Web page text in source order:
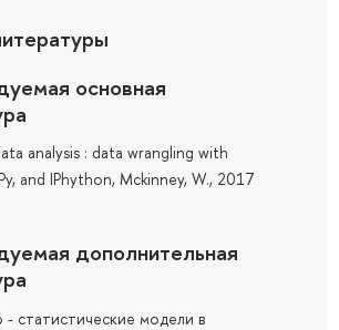
основная
analysis : data wrangling with
and IPhython, Mckinney, W., 2017
дополнительная
статистические модели в